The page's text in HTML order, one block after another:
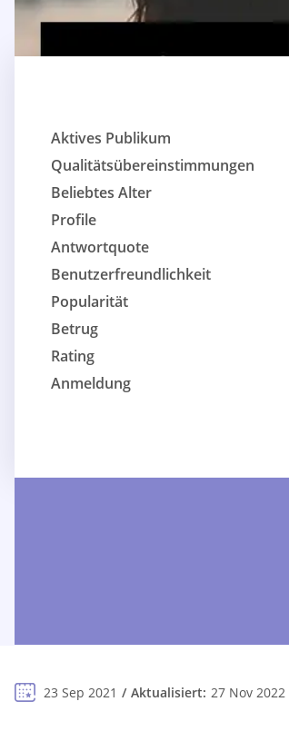
Aktives Publikum
Qualitätsübereinstimmungen
Beliebtes Alter
Profile
Antwortquote
Benutzerfreundlichkeit
Popularität
Betrug
Rating
Anmeldung
23 Sep 2021 Aktualisiert: 27 Nov 2022